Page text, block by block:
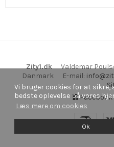
Vi bruger cookies for at sikre,
bedste oplevelse på vores
Læs mere om cookies
Ok
Zity1.dk Valdemar
Danmark
E-mail:
Facebook